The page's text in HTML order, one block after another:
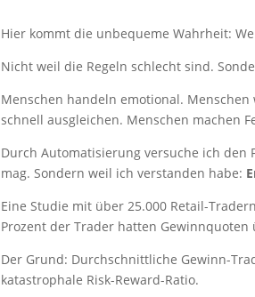
Hier kommt die unbequeme Wahrheit:
Nicht weil die Regeln schlecht sind.
Menschen handeln emotional.
schnell ausgleichen. Menschen machen
Durch Automatisierung versuche ich
mag. Sondern weil ich verstanden habe:
Eine Studie mit über 25.000 Retail-
Prozent der Trader hatten
Der Grund: Durchschnittliche Gewinn-
katastrophale Risk-Reward-Ratio.